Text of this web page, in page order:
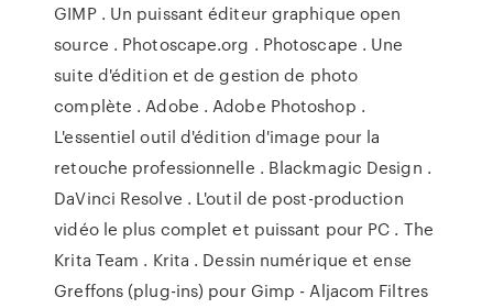
GIMP . Un puissant éditeur graphique open
source . Photoscape.org . Photoscape . Une
suite d'édition et de gestion de photo
complète . Adobe . Adobe Photoshop .
L'essentiel outil d'édition d'image pour la
retouche professionnelle . Blackmagic Design .
DaVinci Resolve . L'outil de post-production
vidéo le plus complet et puissant pour PC . The
Krita Team . Krita . Dessin numérique et ense
Greffons (plug-ins) pour Gimp - Aljacom Filtres